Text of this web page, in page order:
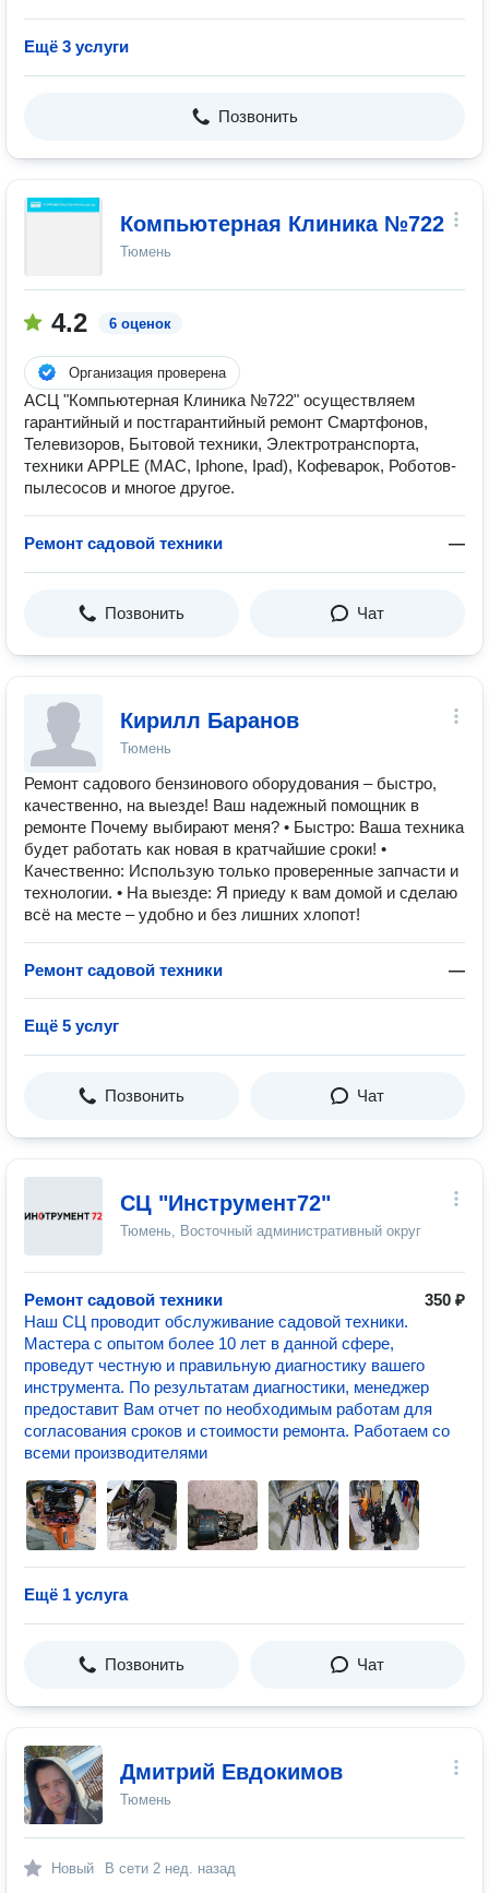
Ещё 3 услуги
Позвонить
Компьютерная Клиника №722
Тюмень
4.2 6 оценок
Организация проверена
АСЦ "Компьютерная Клиника №722" осуществляем
гарантийный и постгарантийный ремонт Смартфонов,
Телевизоров, Бытовой техники, Электротранспорта,
техники APPLE (MAC, Iphone, Ipad), Кофеварок, Роботов-
пылесосов и многое другое.
Ремонт садовой техники —
Позвонить Чат
Кирилл Баранов
Тюмень
Ремонт садового бензинового оборудования – быстро,
качественно, на выезде! Ваш надежный помощник в
ремонте Почему выбирают меня? • Быстро: Ваша техника
будет работать как новая в кратчайшие сроки! •
Качественно: Использую только проверенные запчасти и
технологии. • На выезде: Я приеду к вам домой и сделаю
всё на месте – удобно и без лишних хлопот!
Ремонт садовой техники —
Ещё 5 услуг
Позвонить Чат
СЦ "Инструмент72"
Тюмень, Восточный административный округ
Ремонт садовой техники
350 ₽
Наш СЦ проводит обслуживание садовой техники.
Мастера с опытом более 10 лет в данной сфере,
проведут честную и правильную диагностику вашего
инструмента. По результатам диагностики, менеджер
предоставит Вам отчет по необходимым работам для
согласования сроков и стоимости ремонта. Работаем со
всеми производителями
Ещё 1 услуга
Позвонить Чат
Дмитрий Евдокимов
Тюмень
Новый В сети 2 нед. назад